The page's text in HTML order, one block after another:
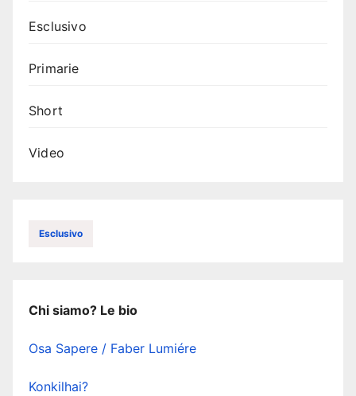
Esclusivo
Primarie
Short
Video
Esclusivo
Chi siamo? Le bio
Osa Sapere / Faber Lumiére
Konkilhai?